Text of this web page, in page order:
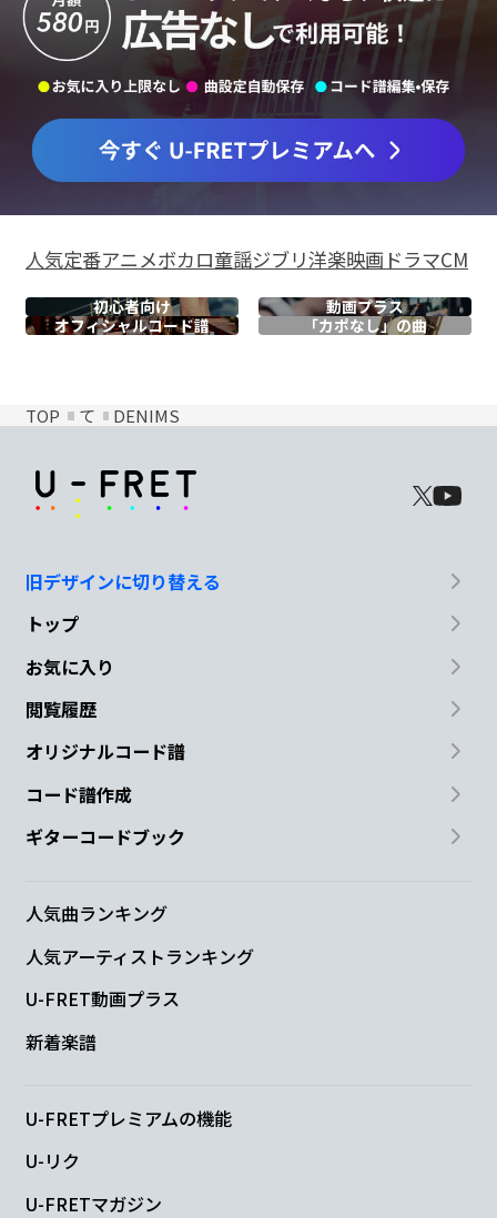
人気定番アニメボカロ童謡ジブリ洋楽映画ドラマCM
初心者向け
動画プラス
オフィシャルコード譜 「カポなし」の曲
TOP て DENIMS
旧デザインに切り替える
トップ
お気に入り
閲覧履歴
オリジナルコード譜
コード譜作成
ギターコードブック
人気曲ランキング
人気アーティストランキング
U-FRET動画プラス
新着楽譜
U-FRETプレミアムの機能
U-リク
U-FRETマガジン